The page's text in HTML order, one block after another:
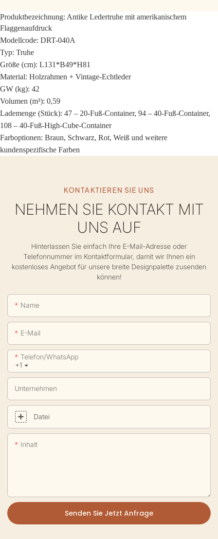
Produktbezeichnung: Antike Ledertruhe mit amerikanischem
Flaggenaufdruck
Modellcode: DRT-040A
Typ: Truhe
Größe (cm): L131*B49*H81
Material: Holzrahmen + Vintage-Echtleder
GW (kg): 42
Volumen (m³): 0,59
Lademenge (Stück): 47 – 20-Fuß-Container, 94 – 40-Fuß-Container,
108 – 40-Fuß-High-Cube-Container
Farboptionen: Braun, Schwarz, Rot, Weiß und weitere
kundenspezifische Farben
KONTAKTIEREN SIE UNS
NEHMEN SIE KONTAKT MIT
UNS AUF
Hinterlassen Sie einfach Ihre E-Mail-Adresse oder
Telefonnummer im Kontaktformular, damit wir Ihnen ein
kostenloses Angebot für unsere breite Designpalette zusenden
können!
Name
E-Mail
+1
Telefon/WhatsApp
Unternehmen
Datei
Inhalt
Senden Sie Jetzt Anfrage